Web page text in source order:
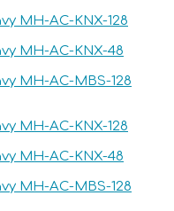
MH-AC-KNX-128
MH-AC-KNX-48
MH-AC-MBS-128
MH-AC-KNX-128
MH-AC-KNX-48
MH-AC-MBS-128